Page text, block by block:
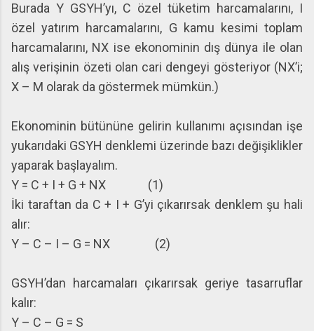
Burada Y GSYH’yı, C özel tüketim harcamalarını, I
özel yatırım harcamalarını, G kamu kesimi toplam
harcamalarını, NX ise ekonominin dış dünya ile olan
alış verişinin özeti olan cari dengeyi gösteriyor (NX’i;
X – M olarak da göstermek mümkün.)
Ekonominin bütününe gelirin kullanımı açısından işe
yukarıdaki GSYH denklemi üzerinde bazı değişiklikler
yaparak başlayalım.
Y = C + I + G + NX (1)
İki taraftan da C + I + G’yi çıkarırsak denklem şu hali
alır:
Y – C – I – G = NX (2)
GSYH’dan harcamaları çıkarırsak geriye tasarruflar
kalır:
Y – C – G = S